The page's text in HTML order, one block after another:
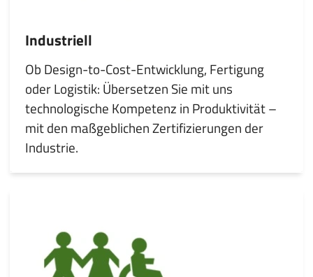
Industriell
Ob Design-to-Cost-Entwicklung, Fertigung
oder Logistik: Übersetzen Sie mit uns
technologische Kompetenz in Produktivität –
mit den maßgeblichen Zertifizierungen der
Industrie.